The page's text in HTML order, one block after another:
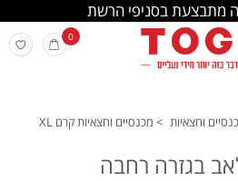
מתבצעת בסניפי הרשת
0
וחצאיות > מכנסיים וחצאיות קרם XL
בגזרה רחבה